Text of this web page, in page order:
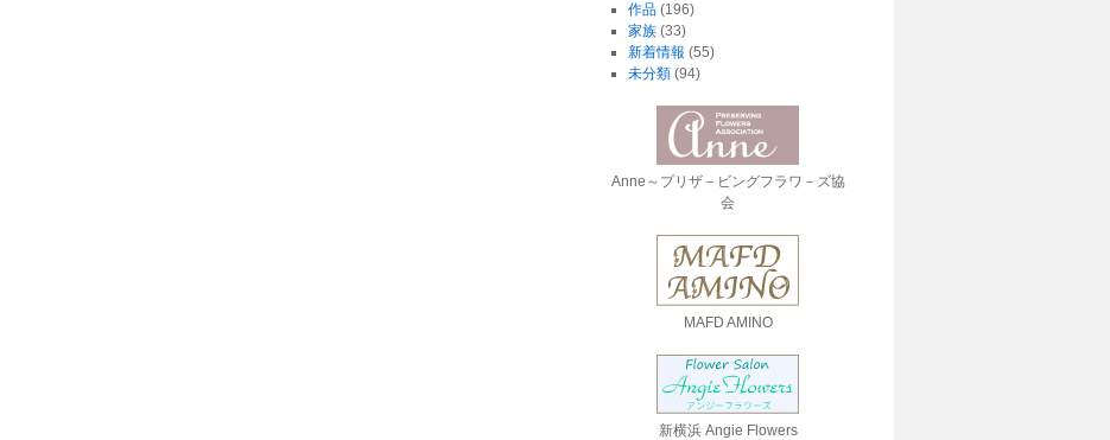
作品(196)
家族(33)
新着情報 (55)
未分類(94)
Anne～プリザ－ビングフラワ－ズ協
会
MAFD AMINO
新横浜 Angie Flowers